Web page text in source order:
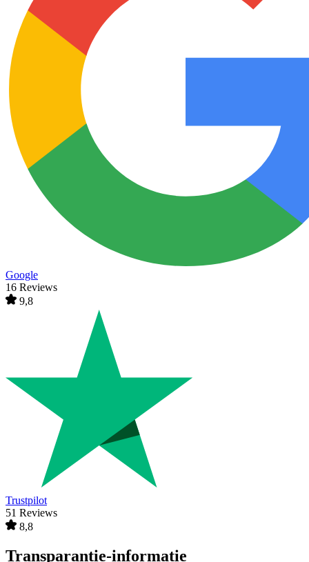
Google
16 Reviews
9,8
Trustpilot
51 Reviews
8,8
Transparantie-informatie